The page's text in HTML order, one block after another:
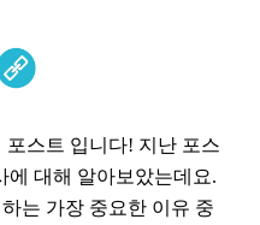
포스트 입니다! 지난 포스
에 대해 알아보았는데요.
는 가장 중요한 이유 중